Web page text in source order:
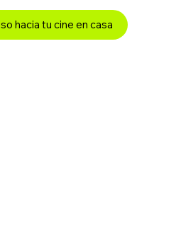
hacia tu cine en casa